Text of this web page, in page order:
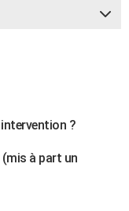
?
à part un